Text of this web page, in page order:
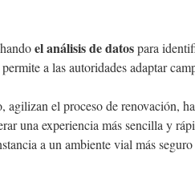
el análisis de datospara
a las autoridades adaptar
agilizan el proceso de renovación,
una experiencia más sencilla y
a un ambiente vial más